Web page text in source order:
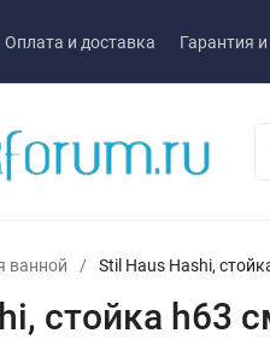
Оплата и доставка Гарантия
ванной / Stil Haus Hashi,
стойка h63